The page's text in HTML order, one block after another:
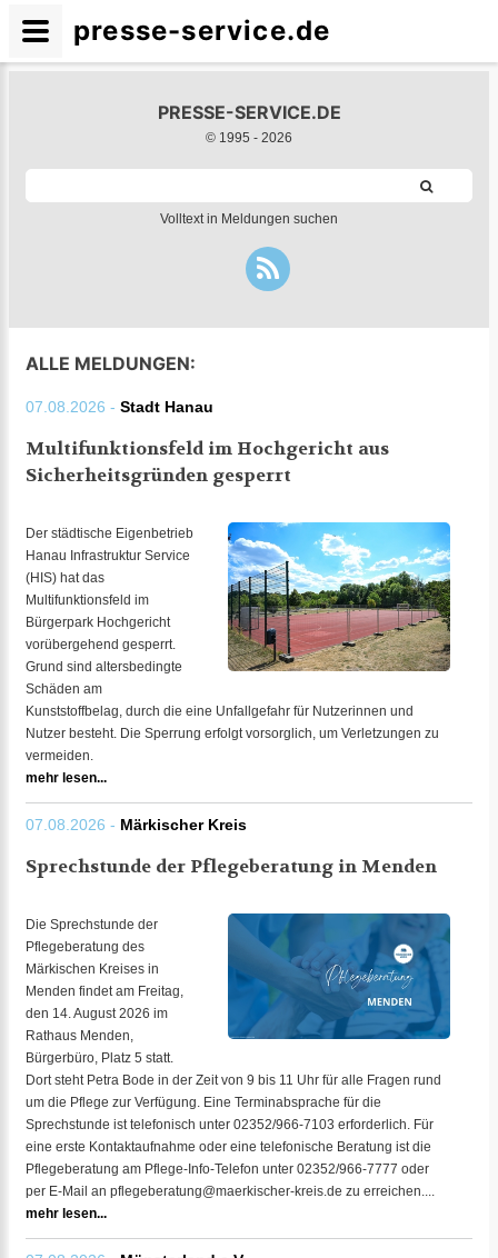
PRESSE-SERVICE.DE
© 1995 - 2026
Volltext in Meldungen suchen
ALLE MELDUNGEN:
07.08.2026 - Stadt Hanau
Multifunktionsfeld im Hochgericht aus
Sicherheitsgründen gesperrt
Der städtische Eigenbetrieb
Hanau Infrastruktur Service
(HIS) hat das
Multifunktionsfeld im
Bürgerpark Hochgericht
vorübergehend gesperrt.
Grund sind altersbedingte
Schäden am
Kunststoffbelag, durch die eine Unfallgefahr für Nutzerinnen und
Nutzer besteht. Die Sperrung erfolgt vorsorglich, um Verletzungen zu
vermeiden.
mehr lesen...
07.08.2026 - Märkischer Kreis
Sprechstunde der Pflegeberatung in Menden
Die Sprechstunde der
Pflegeberatung des
Märkischen Kreises in
Menden findet am Freitag,
den 14. August 2026 im
Rathaus Menden,
Bürgerbüro, Platz 5 statt.
Dort steht Petra Bode in der Zeit von 9 bis 11 Uhr für alle Fragen rund
um die Pflege zur Verfügung. Eine Terminabsprache für die
Sprechstunde ist telefonisch unter 02352/966-7103 erforderlich. Für
eine erste Kontaktaufnahme oder eine telefonische Beratung ist die
Pflegeberatung am Pflege-Info-Telefon unter 02352/966-7777 oder
per E-Mail an pflegeberatung@maerkischer-kreis.de zu erreichen....
mehr lesen...
presse-service.de